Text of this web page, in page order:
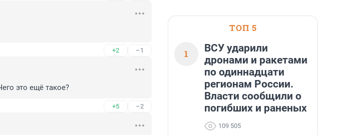
+2 –1
это ещё такое?
+5 –2
ТОП 5
1
ВСУ ударили
дронами и ракетами
по одиннадцати
регионам России.
Власти сообщили о
погибших и раненых
109 505